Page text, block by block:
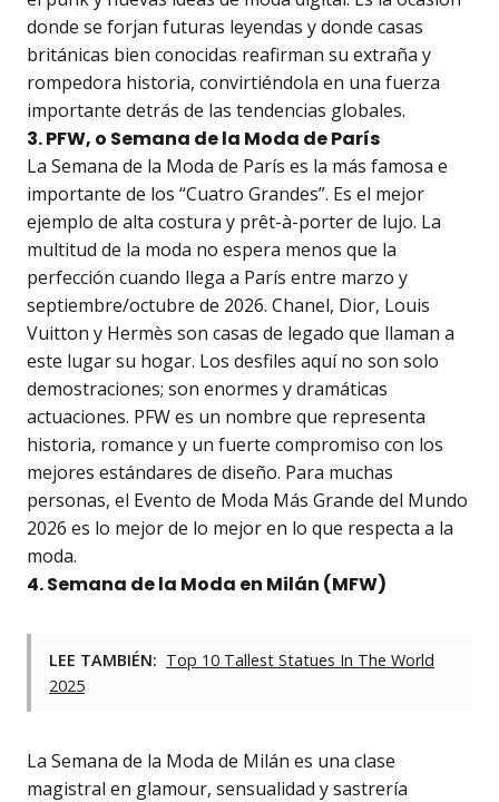
donde se forjan futuras leyendas y donde casas
británicas bien conocidas reafirman su extraña y
rompedora historia, convirtiéndola en una fuerza
importante detrás de las tendencias globales.
3. PFW, o Semana de la Moda de París
La Semana de la Moda de París es la más famosa e
importante de los “Cuatro Grandes”. Es el mejor
ejemplo de alta costura y prêt-à-porter de lujo. La
multitud de la moda no espera menos que la
perfección cuando llega a París entre marzo y
septiembre/octubre de 2026. Chanel, Dior, Louis
Vuitton y Hermès son casas de legado que llaman a
este lugar su hogar. Los desfiles aquí no son solo
demostraciones; son enormes y dramáticas
actuaciones. PFW es un nombre que representa
historia, romance y un fuerte compromiso con los
mejores estándares de diseño. Para muchas
personas, el Evento de Moda Más Grande del Mundo
2026 es lo mejor de lo mejor en lo que respecta a la
moda.
4. Semana de la Moda en Milán (MFW)
LEE TAMBIÉN: Top 10 Tallest Statues In The World
2025
La Semana de la Moda de Milán es una clase
magistral en glamour, sensualidad y sastrería